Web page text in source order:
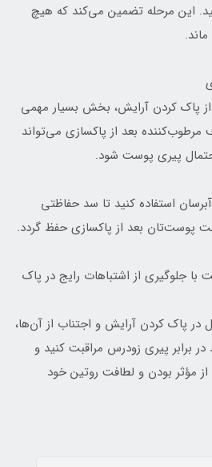
این مرحله تضمین می‌کند که هیچ
از پاک کردن آرایش، بخش بسیار مهمی
بعد از پاکسازی می‌تواند
پیری پوست شود.
استفاده کنید تا سد حفاظتی
پوست‌تان بعد از پاکسازی حفظ گردد.
با جلوگیری از اشتباهات رایج در پاک
در پاک کردن آرایش و اجتناب از آن‌ها،
برابر پیری زودرس مراقبت کنید و
مؤثر بودن و لطافت روتین خود